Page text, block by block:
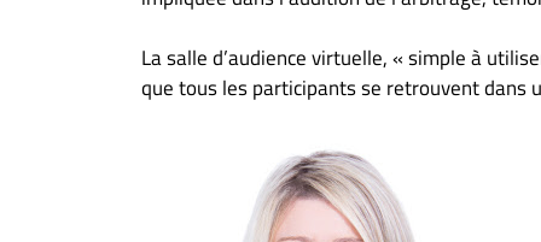
La salle d’audience virtuelle, « simple à
que tous les participants se retrouvent dans